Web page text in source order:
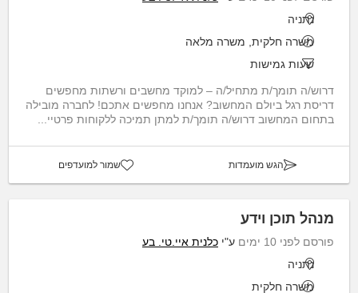
נתניה
משרה חלקית, משרה מלאה
שעות גמישות
דרוש/ה תומך/ת מתחיל/ה – למוקד מחשבים ורשתות מחפשים
דריסת רגל ביולם המחשוב? אנחנו מחפשים אתכם! לחברה מובילה
בתחום המחשוב דרוש/ה תומך/ת למתן תמיכה ללקוחות פרטיי...
הגש מועמדות שמור למועדפים
מנהל תוכן וידע
פורסם לפני 10 ימים ע"י כלנית איי.טי. בע
נתניה
משרה חלקית